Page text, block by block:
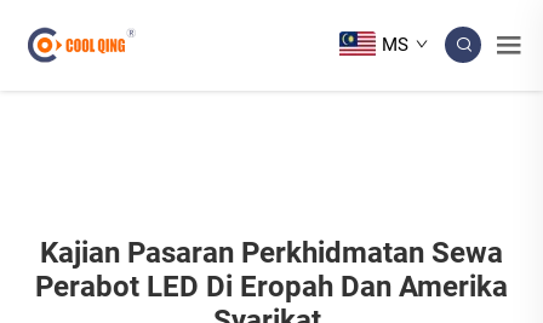
MS
Kajian Pasaran Perkhidmatan Sewa
Perabot LED Di Eropah Dan Amerika